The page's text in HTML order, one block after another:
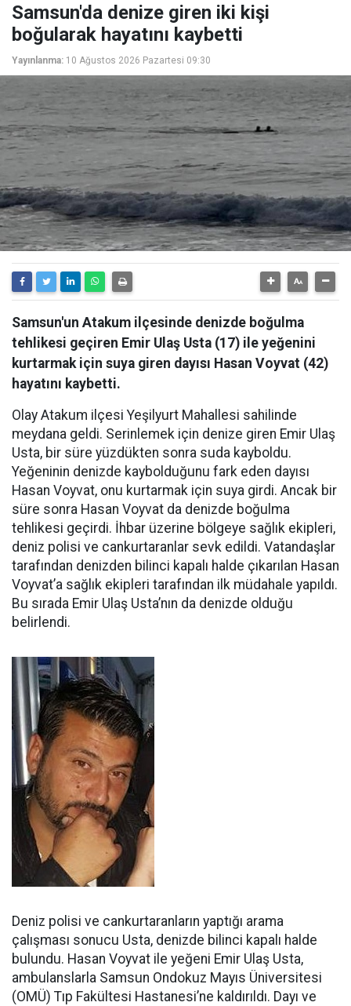
Samsun'da denize giren iki kişi
boğularak hayatını kaybetti
Yayınlanma: 10 Ağustos 2026 Pazartesi 09:30
Samsun'un Atakum ilçesinde denizde boğulma
tehlikesi geçiren Emir Ulaş Usta (17) ile yeğenini
kurtarmak için suya giren dayısı Hasan Voyvat (42)
hayatını kaybetti.
Olay Atakum ilçesi Yeşilyurt Mahallesi sahilinde
meydana geldi. Serinlemek için denize giren Emir Ulaş
Usta, bir süre yüzdükten sonra suda kayboldu.
Yeğeninin denizde kaybolduğunu fark eden dayısı
Hasan Voyvat, onu kurtarmak için suya girdi. Ancak bir
süre sonra Hasan Voyvat da denizde boğulma
tehlikesi geçirdi. İhbar üzerine bölgeye sağlık ekipleri,
deniz polisi ve cankurtaranlar sevk edildi. Vatandaşlar
tarafından denizden bilinci kapalı halde çıkarılan Hasan
Voyvat’a sağlık ekipleri tarafından ilk müdahale yapıldı.
Bu sırada Emir Ulaş Usta’nın da denizde olduğu
belirlendi.
Deniz polisi ve cankurtaranların yaptığı arama
çalışması sonucu Usta, denizde bilinci kapalı halde
bulundu. Hasan Voyvat ile yeğeni Emir Ulaş Usta,
ambulanslarla Samsun Ondokuz Mayıs Üniversitesi
(OMÜ) Tıp Fakültesi Hastanesi’ne kaldırıldı. Dayı ve